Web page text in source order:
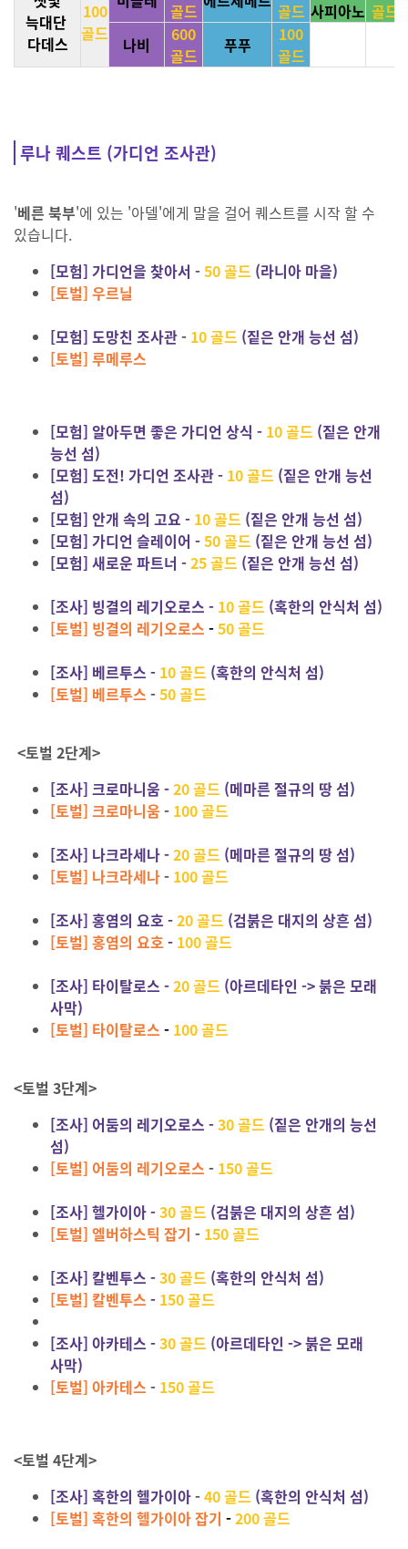
늑대단
다데스
100
골드
골드 골드 사피아노 골드
나비
600
골드
푸푸
100
골드
루나 퀘스트 (가디언 조사관)
'베른 북부'에 있는 '아델'에게 말을 걸어 퀘스트를 시작 할 수
있습니다.
[모험] 가디언을 찾아서 -50 골드 (라니아 마을)
[토벌] 우르닐
[모험] 도망친 조사관- 10 골드 (짙은 안개 능선 섬)
[토벌] 루메루스
[모험] 알아두면 좋은 가디언 상식 - 10 골드 (짙은 안개
능선 섬)
[모험] 도전! 가디언 조사관 - 10 골드 (짙은 안개 능선
섬)
[모험] 안개 속의 고요 - 10 골드 (짙은 안개 능선 섬)
[모험] 가디언 슬레이어 -50 골드 (짙은 안개 능선 섬)
[모험] 새로운 파트너 -25 골드 (짙은 안개 능선 섬)
[조사] 빙결의 레기오로스 - 10 골드 (혹한의 안식처 섬)
[토벌] 빙결의 레기오로스 -50 골드
[조사] 베르투스 - 10 골드 (혹한의 안식처 섬)
[토벌] 베르투스 -50 골드
<토벌 2단계>
[조사] 크로마니움 -20 골드 (메마른 절규의 땅 섬)
[토벌] 크로마니움 - 100 골드
[조사] 나크라세나 -20 골드 (메마른 절규의 땅 섬)
[토벌] 나크라세나- 100 골드
[조사] 홍염의 요호 -20 골드 (검붉은 대지의 상흔 섬)
[토벌] 홍염의 요호 - 100 골드
[조사] 타이탈로스 -20 골드 (아르데타인 -> 붉은 모래
사막)
[토벌] 타이탈로스 - 100 골드
<토벌 3단계>
[조사] 어둠의 레기오로스 -30 골드 (짙은 안개의 능선
섬)
[토벌] 어둠의 레기오로스 - 150 골드
[조사] 헬가이아 -30 골드 (검붉은 대지의 상흔 섬)
[토벌] 엘버하스틱 잡기 - 150 골드
[조사] 칼벤투스 -30 골드 (혹한의 안식처 섬)
[토벌] 칼벤투스 - 150 골드
[조사] 아카테스 -30 골드 (아르데타인 -> 붉은 모래
사막)
[토벌] 아카테스 - 150 골드
<토벌 4단계>
[조사] 혹한의 헬가이아-40 골드 (혹한의 안식처 섬)
[토벌] 혹한의 헬가이아 잡기 -200 골드